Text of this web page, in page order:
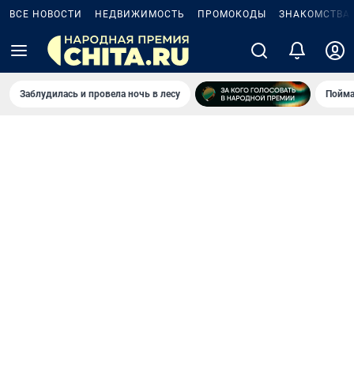
ВСЕ НОВОСТИ НЕДВИЖИМОСТЬ ПРОМОКОДЫ ЗНАКОМСТВА
Заблудилась и провела ночь в лесу